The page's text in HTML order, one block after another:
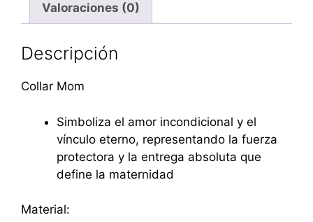
Valoraciones (0)
Descripción
Collar Mom
Simboliza el amor incondicional y el
vínculo eterno, representando la fuerza
protectora y la entrega absoluta que
define la maternidad
Material: